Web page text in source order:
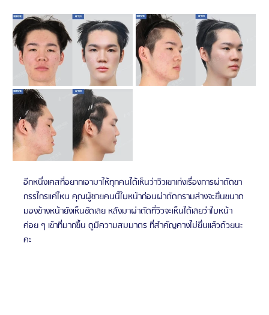
อีกหนึ่งเคสที่อยากเอามาให้ทุกคนได้เห็นว่าวิวเขาเก่งเรื่องการผ่าตัดขา
กรรไกรแค่ไหน คุณผู้ชายคนนี้ใบหน้าก่อนผ่าตัดกรามล่างจะยื่นขนาด
มองข้างหน้ายังเห็นชัดเลย หลังมาผ่าตัดที่วิวจะเห็นได้เลยว่าใบหน้า
ค่อย ๆ เข้าที่มากขึ้น ดูมีความสมมาตร ที่สำคัญคางไม่ยื่นแล้วด้วยนะ
คะ